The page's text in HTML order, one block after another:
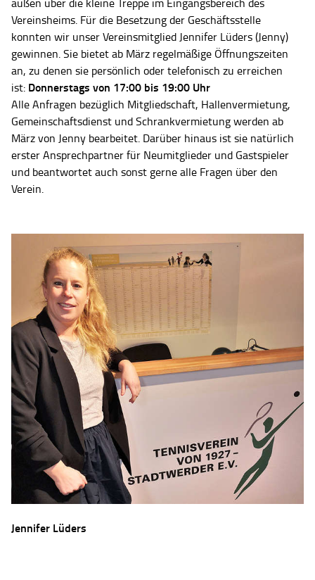
außen über die kleine Treppe im Eingangsbereich des
Vereinsheims. Für die Besetzung der Geschäftsstelle
konnten wir unser Vereinsmitglied Jennifer Lüders (Jenny)
gewinnen. Sie bietet ab März regelmäßige Öffnungszeiten
an, zu denen sie persönlich oder telefonisch zu erreichen
ist: Donnerstags von 17:00 bis 19:00 Uhr
Alle Anfragen bezüglich Mitgliedschaft, Hallenvermietung,
Gemeinschaftsdienst und Schrankvermietung werden ab
März von Jenny bearbeitet. Darüber hinaus ist sie natürlich
erster Ansprechpartner für Neumitglieder und Gastspieler
und beantwortet auch sonst gerne alle Fragen über den
Verein.
Jennifer Lüders